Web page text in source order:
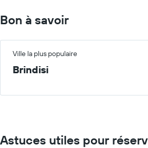
Bon à savoir
Ville la plus populaire
Brindisi
Astuces utiles pour